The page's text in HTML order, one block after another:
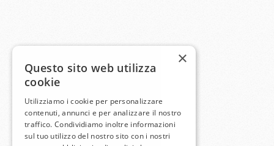
×
Questo sito web utilizza
cookie
Utilizziamo i cookie per personalizzare
contenuti, annunci e per analizzare il nostro
traffico. Condividiamo inoltre informazioni
sul tuo utilizzo del nostro sito con i nostri